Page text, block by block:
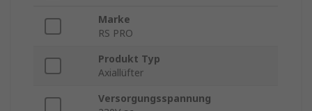
Marke
RS PRO
Produkt Typ
Axiallüfter
Versorgungsspannung